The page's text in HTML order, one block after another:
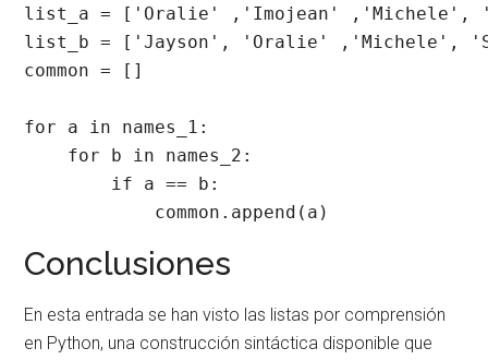
list_a = ['Oralie' ,'Imojean'
list_b = ['Jayson', 'Oralie' ,'Michele',
common = []
for a in names_1:
    for b in names_2:
        if a == b:
            common.append(a)
Conclusiones
En esta entrada se han visto las listas por comprensión
en Python, una construcción sintáctica disponible que